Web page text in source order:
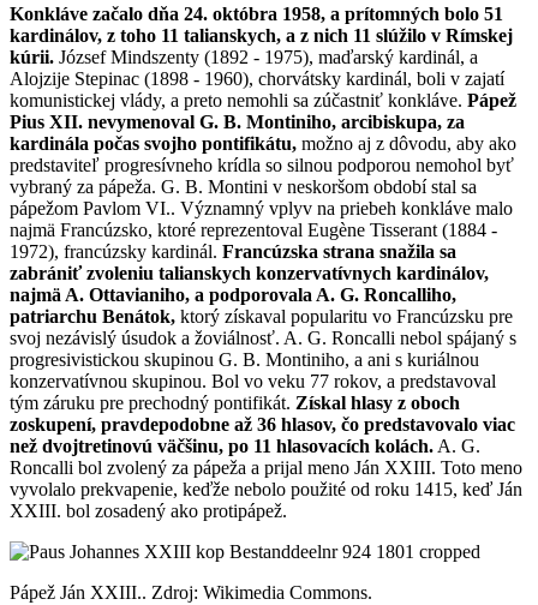
Konkláve začalo dňa 24. októbra 1958, a prítomných bolo 51
kardinálov, z toho 11 talianskych, a z nich 11 slúžilo v Rímskej
kúrii. József Mindszenty (1892 - 1975), maďarský kardinál, a
Alojzije Stepinac (1898 - 1960), chorvátsky kardinál, boli v zajatí
komunistickej vlády, a preto nemohli sa zúčastniť konkláve. Pápež
Pius XII. nevymenoval G. B. Montiniho, arcibiskupa, za
kardinála počas svojho pontifikátu, možno aj z dôvodu, aby ako
predstaviteľ progresívneho krídla so silnou podporou nemohol byť
vybraný za pápeža. G. B. Montini v neskoršom období stal sa
pápežom Pavlom VI.. Významný vplyv na priebeh konkláve malo
najmä Francúzsko, ktoré reprezentoval Eugène Tisserant (1884 -
1972), francúzsky kardinál. Francúzska strana snažila sa
zabrániť zvoleniu talianskych konzervatívnych kardinálov,
najmä A. Ottavianiho, a podporovala A. G. Roncalliho,
patriarchu Benátok, ktorý získaval popularitu vo Francúzsku pre
svoj nezávislý úsudok a žoviálnosť. A. G. Roncalli nebol spájaný s
progresivistickou skupinou G. B. Montiniho, a ani s kuriálnou
konzervatívnou skupinou. Bol vo veku 77 rokov, a predstavoval
tým záruku pre prechodný pontifikát. Získal hlasy z oboch
zoskupení, pravdepodobne až 36 hlasov, čo predstavovalo viac
než dvojtretinovú väčšinu, po 11 hlasovacích kolách. A. G.
Roncalli bol zvolený za pápeža a prijal meno Ján XXIII. Toto meno
vyvolalo prekvapenie, keďže nebolo použité od roku 1415, keď Ján
XXIII. bol zosadený ako protipápež.
Pápež Ján XXIII.. Zdroj: Wikimedia Commons.